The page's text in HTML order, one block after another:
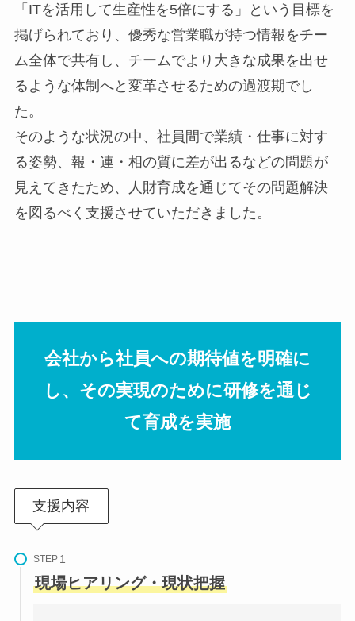
「ITを活用して生産性を5倍にする」という目標を
掲げられており、優秀な営業職が持つ情報をチー
ム全体で共有し、チームでより大きな成果を出せ
るような体制へと変革させるための過渡期でし
た。
そのような状況の中、社員間で業績・仕事に対す
る姿勢、報・連・相の質に差が出るなどの問題が
見えてきたため、人財育成を通じてその問題解決
を図るべく支援させていただきました。
会社から社員への期待値を明確に
し、その実現のために研修を通じ
て育成を実施
支援内容
STEP
現場ヒアリング・現状把握